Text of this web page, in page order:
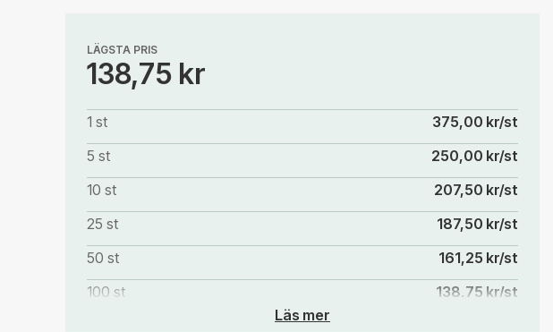
LÄGSTA PRIS
138,75 kr
1 st
375,00 kr/st
5 st
250,00 kr/st
10 st
207,50 kr/st
25 st
187,50 kr/st
50 st
161,25 kr/st
100 st
138,75 kr/st
Läs mer